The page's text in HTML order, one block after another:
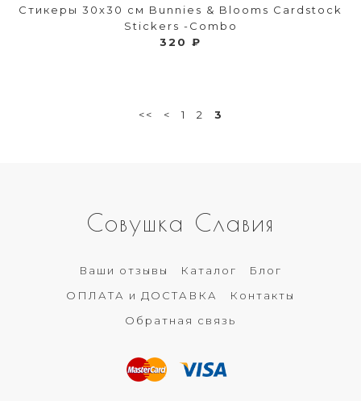
Стикеры 30х30 см Bunnies & Blooms Cardstock
Stickers -Combo
320 ₽
<< < 1 2 3
Совушка Славия
Ваши отзывы Каталог
Блог
ОПЛАТА и ДОСТАВКА
Контакты
Обратная связь